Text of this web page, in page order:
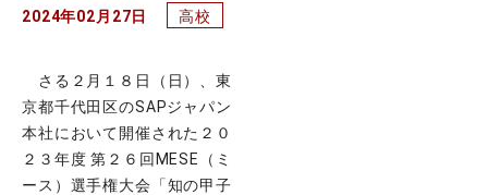
2024年02月27日 高校
さる２月１８日（日）、東
京都千代田区のSAPジャパン
本社において開催された２０
２３年度 第２６回MESE（ミ
ース）選手権大会「知の甲子